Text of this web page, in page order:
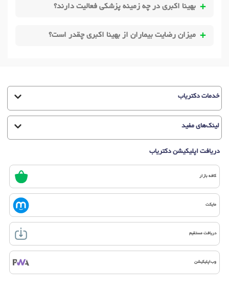
بهینا اکبری در چه زمینه پزشکی فعالیت دارند؟
میزان رضایت بیماران از بهینا اکبری چقدر است؟
خدمات دکتریاب
لینک‌های مفید
دریافت اپلیکیشن دکتریاب
کافه بازار
مایکت
دریافت مستقیم
وب‌اپلیکیشن